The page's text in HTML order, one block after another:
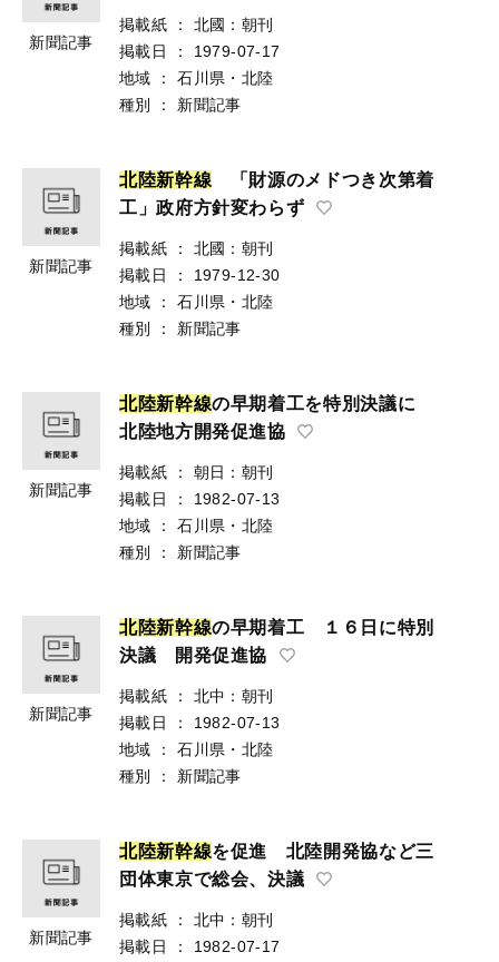
新聞記事
掲載紙 ：
北國：朝刊
掲載日
：
1979-07-17
地域
：
石川県・北陸
種別
： 新聞記事
新聞記事
北陸新幹線 「財源のメドつき次第着
工」政府方針変わらず
掲載紙 ：
北國：朝刊
掲載日
：
1979-12-30
地域
：
石川県・北陸
種別
： 新聞記事
新聞記事
北陸新幹線の早期着工を特別決議に
北陸地方開発促進協
掲載紙 ：
朝日：朝刊
掲載日
：
1982-07-13
地域
：
石川県・北陸
種別
： 新聞記事
新聞記事
北陸新幹線の早期着工 １６日に特別
決議 開発促進協
掲載紙 ：
北中：朝刊
掲載日
：
1982-07-13
地域
：
石川県・北陸
種別
： 新聞記事
新聞記事
北陸新幹線を促進 北陸開発協など三
団体東京で総会、決議
掲載紙 ：
北中：朝刊
掲載日
：
1982-07-17